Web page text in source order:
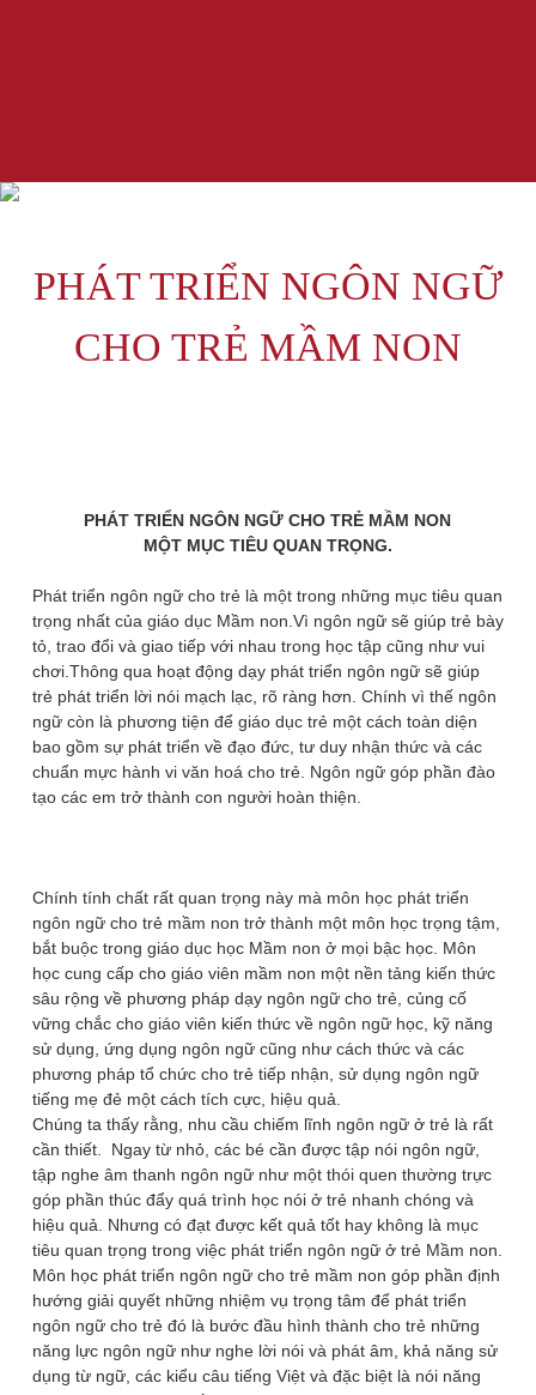
PHÁT TRIỂN NGÔN NGỮ
CHO TRẺ MẦM NON
PHÁT TRIỂN NGÔN NGỮ CHO TRẺ MẦM NON
MỘT MỤC TIÊU QUAN TRỌNG.
Phát triển ngôn ngữ cho trẻ là một trong những mục tiêu quan
trọng nhất của giáo dục Mầm non.Vì ngôn ngữ sẽ giúp trẻ bày
tỏ, trao đổi và giao tiếp với nhau trong học tập cũng như vui
chơi.Thông qua hoạt động dạy phát triển ngôn ngữ sẽ giúp
trẻ phát triển lời nói mạch lạc, rõ ràng hơn. Chính vì thế ngôn
ngữ còn là phương tiện để giáo dục trẻ một cách toàn diện
bao gồm sự phát triển về đạo đức, tư duy nhận thức và các
chuẩn mực hành vi văn hoá cho trẻ. Ngôn ngữ góp phần đào
tạo các em trở thành con người hoàn thiện.
Chính tính chất rất quan trọng này mà môn học phát triển
ngôn ngữ cho trẻ mầm non trở thành một môn học trọng tậm,
bắt buộc trong giáo dục học Mầm non ở mọi bậc học. Môn
học cung cấp cho giáo viên mầm non một nền tảng kiến thức
sâu rộng về phương pháp dạy ngôn ngữ cho trẻ, củng cố
vững chắc cho giáo viên kiến thức về ngôn ngữ học, kỹ năng
sử dụng, ứng dụng ngôn ngữ cũng như cách thức và các
phương pháp tổ chức cho trẻ tiếp nhận, sử dụng ngôn ngữ
tiếng mẹ đẻ một cách tích cực, hiệu quả.
Chúng ta thấy rằng, nhu cầu chiếm lĩnh ngôn ngữ ở trẻ là rất
cần thiết. Ngay từ nhỏ, các bé cần được tập nói ngôn ngữ,
tập nghe âm thanh ngôn ngữ như một thói quen thường trực
góp phần thúc đẩy quá trình học nói ở trẻ nhanh chóng và
hiệu quả. Nhưng có đạt được kết quả tốt hay không là mục
tiêu quan trọng trong việc phát triển ngôn ngữ ở trẻ Mầm non.
Môn học phát triển ngôn ngữ cho trẻ mầm non góp phần định
hướng giải quyết những nhiệm vụ trọng tâm để phát triển
ngôn ngữ cho trẻ đó là bước đầu hình thành cho trẻ những
năng lực ngôn ngữ như nghe lời nói và phát âm, khả năng sử
dụng từ ngữ, các kiểu câu tiếng Việt và đặc biệt là nói năng